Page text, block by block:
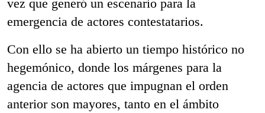
vez que generó un escenario para la
emergencia de actores contestatarios.
Con ello se ha abierto un tiempo histórico no
hegemónico, donde los márgenes para la
agencia de actores que impugnan el orden
anterior son mayores, tanto en el ámbito